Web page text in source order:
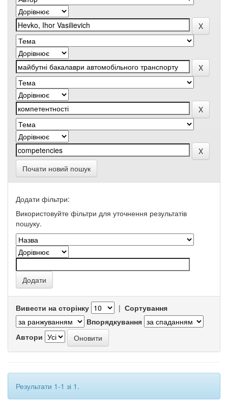
Почати новий пошук
Додати фільтри:
Використовуйте фільтри для уточнення результатів
пошуку.
Вивести на сторінку | Сортування
Впорядкування
Автори
Результати 1-1 зі 1.